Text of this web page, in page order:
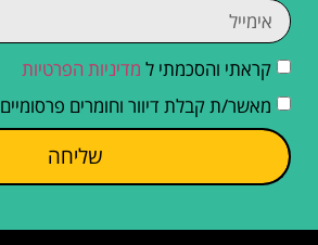
קראתי והסכמתי ל מדיניות הפרטיות
מאשר/ת קבלת דיוור וחומרים פרסומיים
שליחה